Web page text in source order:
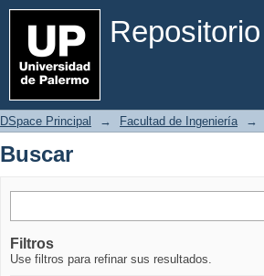
Buscar
DSpace Principal → Facultad de Ingeniería →
Buscar
Filtros
Use filtros para refinar sus resultados.